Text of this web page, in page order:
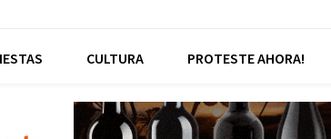
CULTURA PROTESTE AHORA!